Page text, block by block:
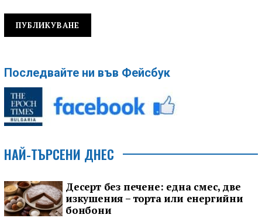
Последвайте ни във Фейсбук
НАЙ-ТЪРСЕНИ ДНЕС
Десерт без печене: една смес, две
изкушения – торта или енергийни
бонбони